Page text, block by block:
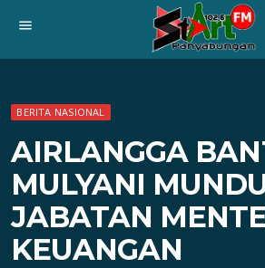
menu
BERITA NASIONAL
AIRLANGGA
MULYANI
JABATAN
KEUANGAN